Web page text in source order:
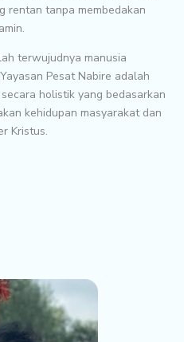
rentan tanpa membedakan
terwujudnya manusia
Pesat Nabire adalah
holistik yang bedasarkan
kehidupan masyarakat dan
Kristus.